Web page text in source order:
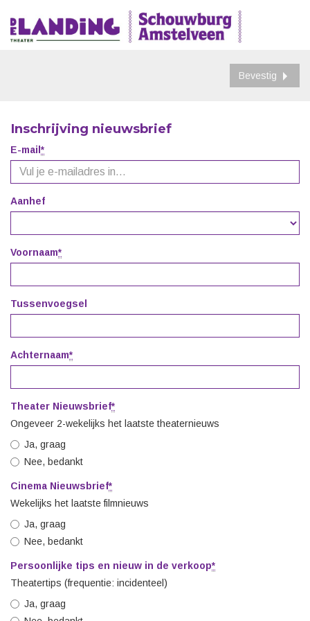
Bevestig
Inschrijving nieuwsbrief
Je
e-
mail
E-mail *
Verplicht
veld
Uw
Aanhef
Voornaam*
Verplicht
Tussenvoegsel
Achternaam*
Verplicht
Verdere
gegevens
Theater Nieuwsbrief*
Verplicht
Ongeveer 2-wekelijks het laatste theaternieuws
Ja, graag
Nee, bedankt
Cinema Nieuwsbrief*
Verplicht
Wekelijks het laatste filmnieuws
Ja, graag
Nee, bedankt
Persoonlijke tips en nieuw in de verkoop*
Verplicht
Theatertips (frequentie: incidenteel)
Ja, graag